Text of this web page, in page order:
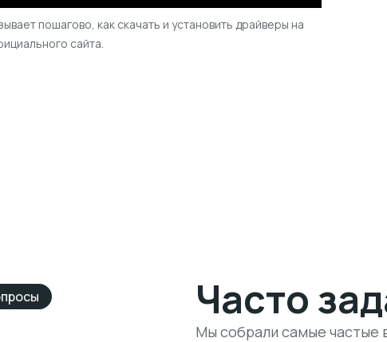
пошагово, как скачать и установить драйверы на
сайта.
Часто
Мы собрали самые частые